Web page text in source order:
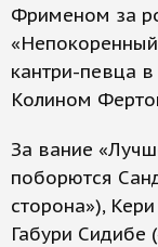
Фрименом за
кантри-певца
Колином
За вание
поборются
сторона»),
Габури Сидибе